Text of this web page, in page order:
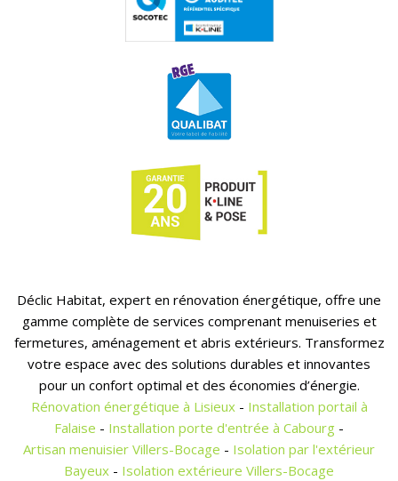
Déclic Habitat, expert en rénovation énergétique, offre une
gamme complète de services comprenant menuiseries et
fermetures, aménagement et abris extérieurs. Transformez
votre espace avec des solutions durables et innovantes
pour un confort optimal et des économies d’énergie.
Rénovation énergétique à Lisieux - Installation portail à
Falaise - Installation porte d'entrée à Cabourg -
Artisan menuisier Villers-Bocage - Isolation par l'extérieur
Bayeux - Isolation extérieure Villers-Bocage